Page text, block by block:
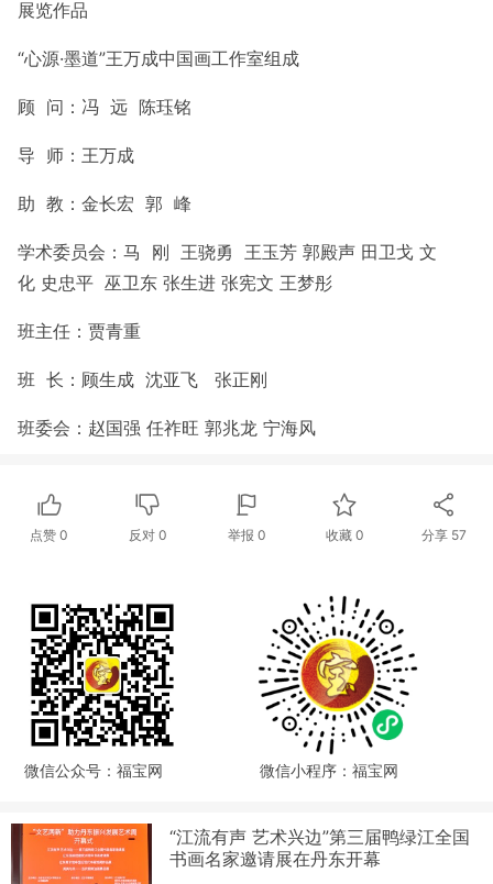
展览作品
“心源·墨道”王万成中国画工作室组成
顾 问：冯 远 陈珏铭
导 师：王万成
助 教：金长宏 郭 峰
学术委员会：马 刚 王骁勇 王玉芳 郭殿声 田卫戈 文
化 史忠平 巫卫东 张生进 张宪文 王梦彤
班主任：贾青重
班 长：顾生成 沈亚飞 张正刚
班委会：赵国强 任祚旺 郭兆龙 宁海风
点赞0 反对 0 举报 0 收藏 0 分享 57
微信公众号：福宝网 微信小程序：福宝网
“江流有声 艺术兴边”第三届鸭绿江全国
书画名家邀请展在丹东开幕